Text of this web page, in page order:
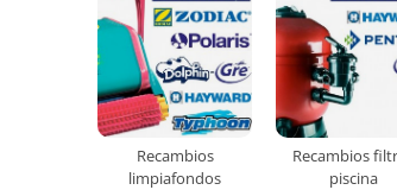
Recambios
limpiafondos
Recambios
piscina